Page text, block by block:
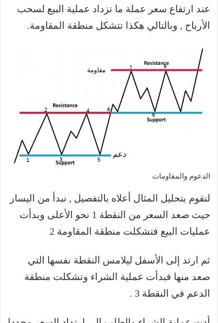
عند ارتفاع سعر عملة ما تزداد عملية البيع لسحب
الأرباح , وبالتالي هكذا تتشكل منطقة المقاومة.
الدعوم والمقاومات
لنقوم بتحليل المثال أعلاه بالتفصيل , نبدأ من اليسار
حيث صعد السعر من النقطة 1 نحو الأعلى وبدأت
عمليات البيع فتشكلت منطقة المقاومة 2
ثم ارتد إلى الأسفل ليلامس النقطة نفسها التي
صعد منها فبدأت عملية الشراء وتشكلت منطقة
الدعم في النقطة 3 .